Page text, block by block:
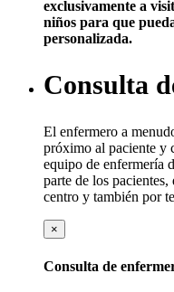
exclusivamente a
niños para que
personalizada.
Consulta
El enfermero a
próximo al paciente y
equipo de enfermería
parte de los
centro y también por
×
Consulta de